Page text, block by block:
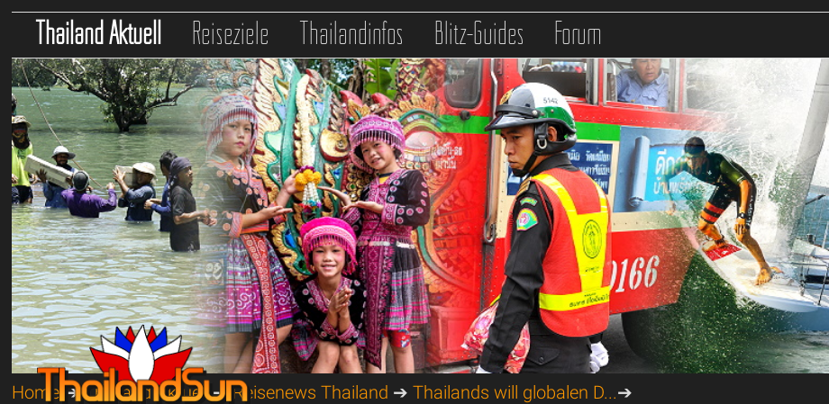
Thailand Aktuell Reiseziele Thailandinfos Blitz-Guides Forum
Home➔Thailand Aktuell➔Reisenews Thailand ➔Thailands will globalen D...➔